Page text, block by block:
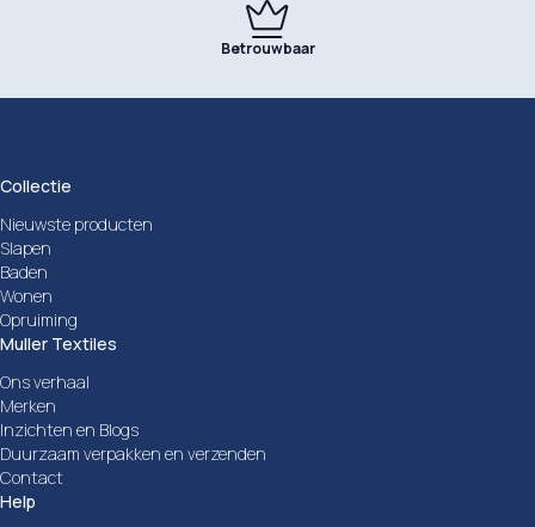
Betrouwbaar
Collectie
Nieuwste producten
Slapen
Baden
Wonen
Opruiming
Muller Textiles
Ons verhaal
Merken
Inzichten en Blogs
Duurzaam verpakken en verzenden
Contact
Help